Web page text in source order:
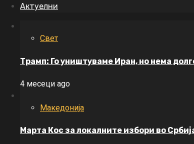
Актуелни
Свет
Трамп: Го уништуваме Иран, но нема
4 месеци ago
Македонија
Марта Кос за локалните избори во